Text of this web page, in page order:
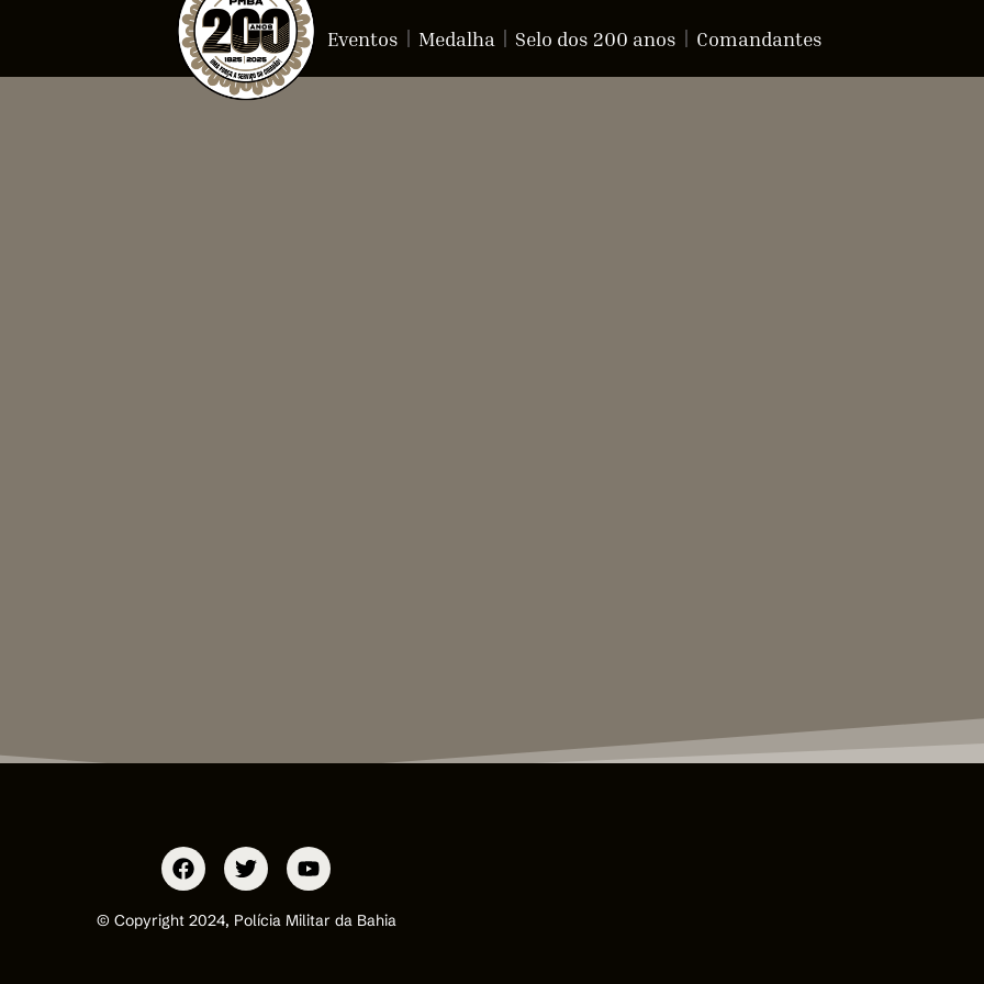
Eventos Medalha Selo dos 200 anos Comandantes
© Copyright 2024, Polícia Militar da Bahia